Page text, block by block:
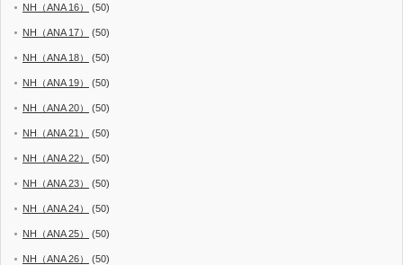
NH（ANA 16） (50)
NH（ANA 17） (50)
NH（ANA 18） (50)
NH（ANA 19） (50)
NH（ANA 20） (50)
NH（ANA 21） (50)
NH（ANA 22） (50)
NH（ANA 23） (50)
NH（ANA 24） (50)
NH（ANA 25） (50)
NH（ANA 26） (50)